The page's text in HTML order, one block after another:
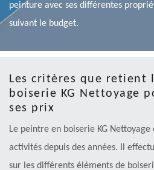
peinture avec ses différentes
suivant le budget.
Les critères que retient
boiserie KG Nettoyage
ses prix
Le peintre en boiserie KG
activités depuis des années. Il
sur les différents éléments de